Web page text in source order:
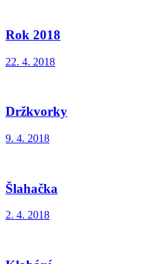
Rok 2018
22. 4. 2018
Držkvorky
9. 4. 2018
Šlahačka
2. 4. 2018